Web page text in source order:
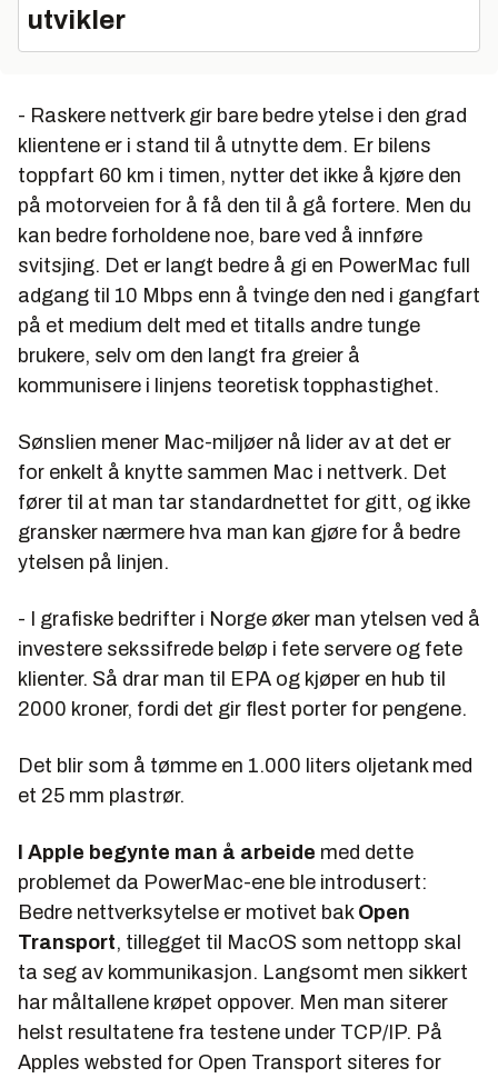
utvikler
- Raskere nettverk gir bare bedre ytelse i den grad
klientene er i stand til å utnytte dem. Er bilens
toppfart 60 km i timen, nytter det ikke å kjøre den
på motorveien for å få den til å gå fortere. Men du
kan bedre forholdene noe, bare ved å innføre
svitsjing. Det er langt bedre å gi en PowerMac full
adgang til 10 Mbps enn å tvinge den ned i gangfart
på et medium delt med et titalls andre tunge
brukere, selv om den langt fra greier å
kommunisere i linjens teoretisk topphastighet.
Sønslien mener Mac-miljøer nå lider av at det er
for enkelt å knytte sammen Mac i nettverk. Det
fører til at man tar standardnettet for gitt, og ikke
gransker nærmere hva man kan gjøre for å bedre
ytelsen på linjen.
- I grafiske bedrifter i Norge øker man ytelsen ved å
investere sekssifrede beløp i fete servere og fete
klienter. Så drar man til EPA og kjøper en hub til
2000 kroner, fordi det gir flest porter for pengene.
Det blir som å tømme en 1.000 liters oljetank med
et 25 mm plastrør.
I Apple begynte man å arbeide med dette
problemet da PowerMac-ene ble introdusert:
Bedre nettverksytelse er motivet bak Open
Transport, tillegget til MacOS som nettopp skal
ta seg av kommunikasjon. Langsomt men sikkert
har måltallene krøpet oppover. Men man siterer
helst resultatene fra testene under TCP/IP. På
Apples websted for Open Transport siteres for